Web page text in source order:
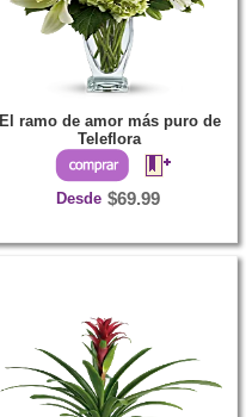
El ramo de amor más puro de
Teleflora
Desde $69.99